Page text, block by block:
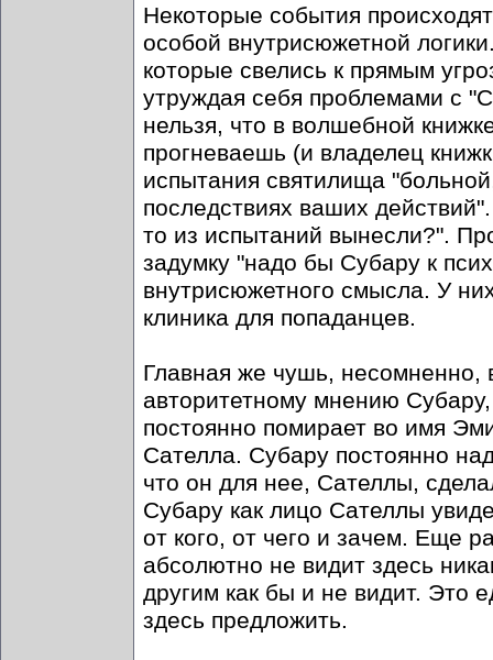
Некоторые события
особой внутрисюжетной
которые свелись к прямым
утруждая себя проблемами с
нельзя, что в волшебной
прогневаешь (и владелец
испытания святилища
последствиях ваших
то из испытаний вынесли?".
задумку "надо бы Субару к
внутрисюжетного смысла. У
клиника для попаданцев.
Главная же чушь,
авторитетному мнению
постоянно помирает во имя
Сателла. Субару постоянно
что он для нее, Сателлы,
Субару как лицо Сателлы
от кого, от чего и зачем. Еще
абсолютно не видит здесь
другим как бы и не видит. Это
здесь предложить.